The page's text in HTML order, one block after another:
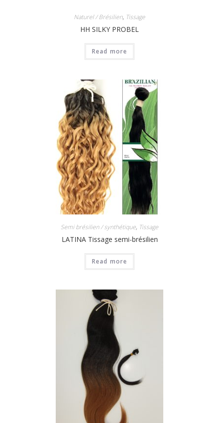
Naturel / Brésilien, Tissage
HH SILKY PROBEL
Read more
Semi brésilien / synthétique, Tissage
LATINA Tissage semi-brésilien
Read more